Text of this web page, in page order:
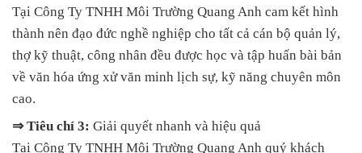
Tại Công Ty TNHH Môi Trường Quang Anh cam kết hình
thành nên đạo đức nghề nghiệp cho tất cả cán bộ quản lý,
thợ kỹ thuật, công nhân đều được học và tập huấn bài bản
về văn hóa ứng xử văn minh lịch sự, kỹ năng chuyên môn
cao.
⇒ Tiêu chí 3: Giải quyết nhanh và hiệu quả
Tại Công Ty TNHH Môi Trường Quang Anh quý khách